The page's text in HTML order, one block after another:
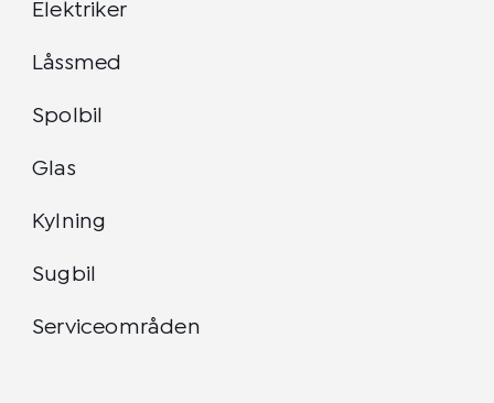
Elektriker
Låssmed
Spolbil
Glas
Kylning
Sugbil
Serviceområden